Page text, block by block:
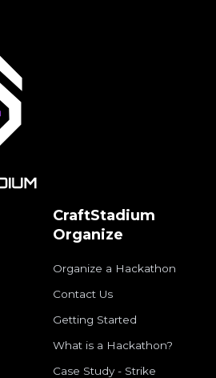
CraftStadium
Organize
Organize a Hackathon
Contact Us
Getting Started
What is a Hackathon?
Case Study - Strike